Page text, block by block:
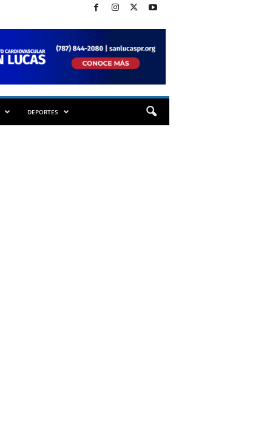
DEPORTES